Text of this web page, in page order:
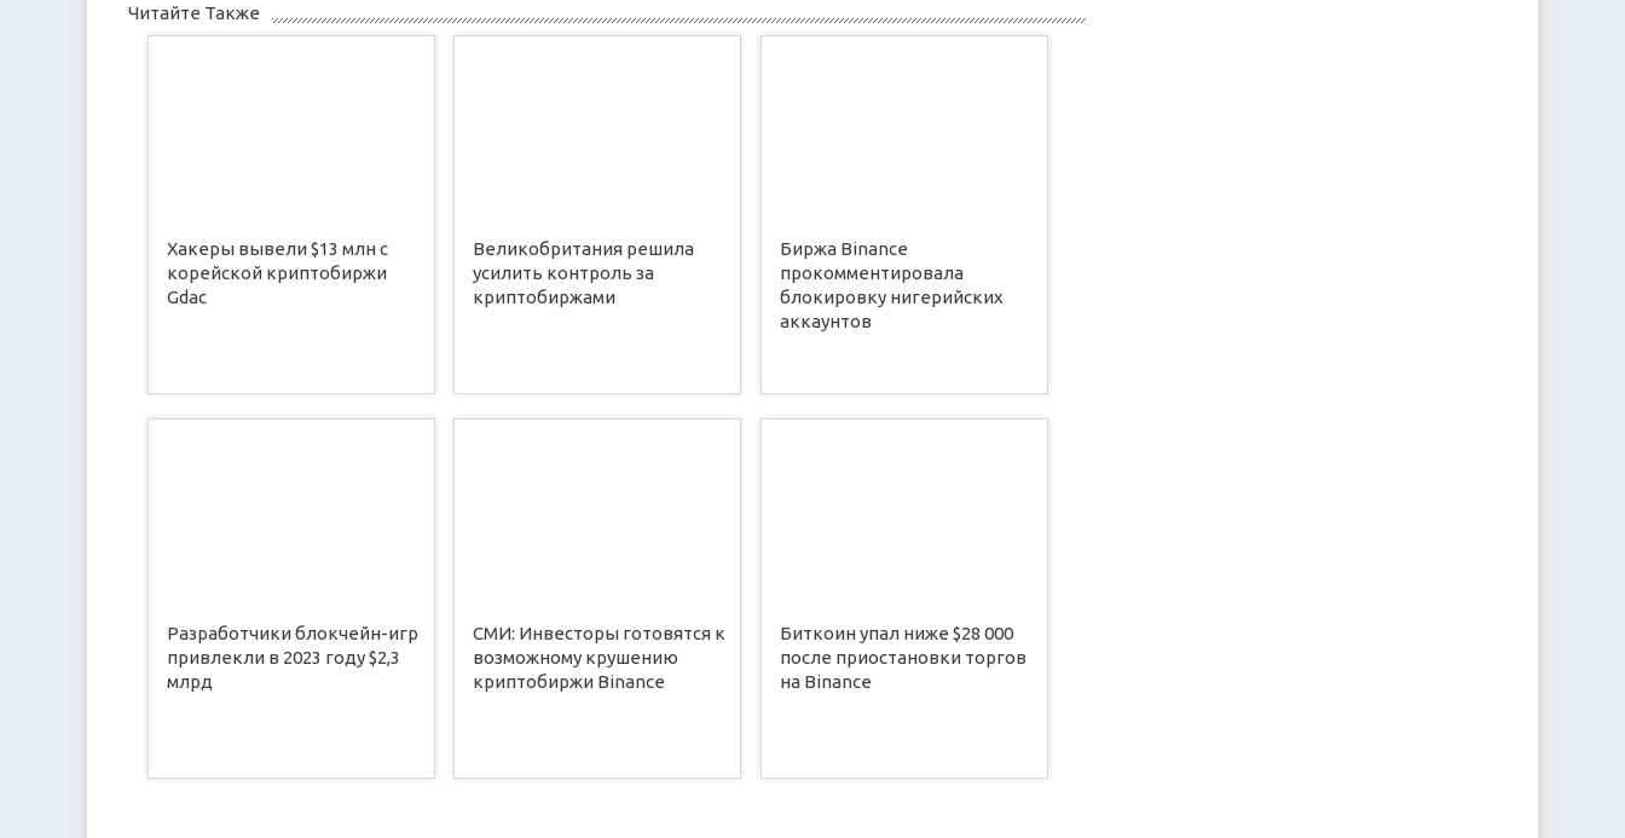
Читайте Также
Хакеры вывели $13 млн с
корейской криптобиржи
Gdac
Великобритания решила
усилить контроль за
криптобиржами
Биржа Binance
прокомментировала
блокировку нигерийских
аккаунтов
Разработчики блокчейн-игр
привлекли в 2023 году $2,3
млрд
СМИ: Инвесторы готовятся к
возможному крушению
криптобиржи Binance
Биткоин упал ниже $28 000
после приостановки торгов
на Binance